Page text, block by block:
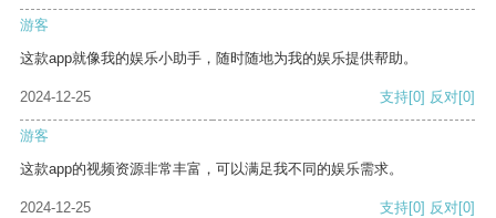
游客
这款app就像我的娱乐小助手，随时随地为我的娱乐提供帮助。
2024-12-25 支持[0] 反对[0]
游客
这款app的视频资源非常丰富，可以满足我不同的娱乐需求。
2024-12-25 支持[0] 反对[0]